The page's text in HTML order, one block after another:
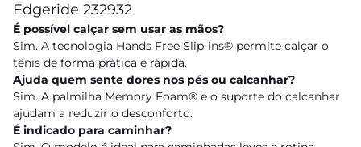
Edgeride 232932
É possível calçar sem usar as mãos?
Sim. A tecnologia Hands Free Slip-ins® permite calçar o
tênis de forma prática e rápida.
Ajuda quem sente dores nos pés ou calcanhar?
Sim. A palmilha Memory Foam® e o suporte do calcanhar
ajudam a reduzir o desconforto.
É indicado para caminhar?